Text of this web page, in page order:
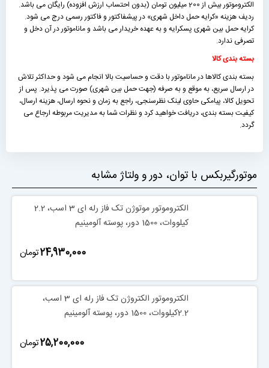
الکتروموتور بیش از 200 میلیون تومان (بدون احتساب ارزش افزوده) رایگان می باشد.
ردیف هزینه «كرايه حمل داخل شهری» در پیشفاکتور و فاکتور رسمی درج می شود.
کرایه حمل بین شهری پسکرایه و به عهده خریدار می باشد و ماناموتور در آن دخل و
تصرفی ندارد.
بسته بندی کالا
بسته بندی کالاها در ماناموتور با دقت و حساسیت بالا انجام می شود و حداکثر تلاش
در ارسال سریع، به موقع و به صرفه (جهت حمل بین شهری) صورت می پذیرد. پس از
تحویل کالا، پیامکی حاوی لینک نظرسنجی، راجع به زمان و نحوه ارسال، هزینه ارسال،
کیفیت بسته بندی، دریافت خواهید کرد و نظرات شما به مدیریت مربوطه ارجاع می
گردد.
موتورگیربکس با توان، دور و ولتاژ مشابه
الکتروموتور موتوژن تک فاز رله ای 3 اسب، 2.2
کیلووات، 1500 دور، پوسته آلومینیم
‎24,930,000تومان
الکتروموتور الکتروژن تک فاز رله ای 3 اسب،
2.2کیلووات، 1500 دور، پوسته آلومینیم
‎25,200,000تومان